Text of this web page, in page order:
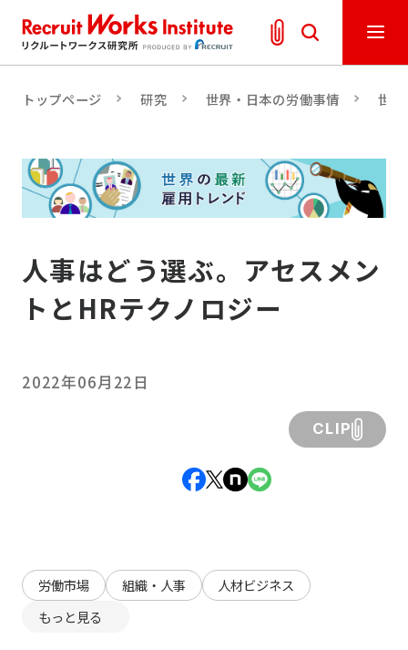
トップページ 研究 世界・日本の労働事情 世
人事はどう選ぶ。アセスメン
トとHRテクノロジー
2022年06月22日
CLIP
労働市場 組織・人事
人材ビジネス
もっと見る